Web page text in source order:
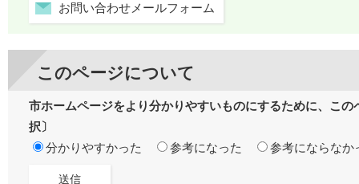
お問い合わせメールフォーム
このページについて
市ホームページをより分かりやすいものにするために、こ
択〕
分かりやすかった
参考になった 参考にならなか